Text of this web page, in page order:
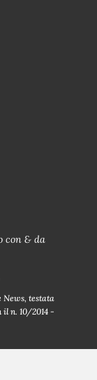
con & da
News, testata
n. 10/2014 -